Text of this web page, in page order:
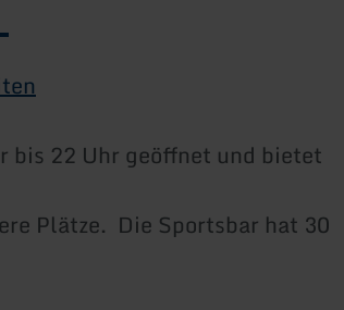
bis 22 Uhr geöffnet und bietet
Plätze. Die Sportsbar hat 30